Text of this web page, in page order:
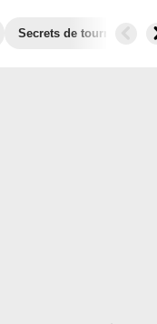
Secrets de tournage